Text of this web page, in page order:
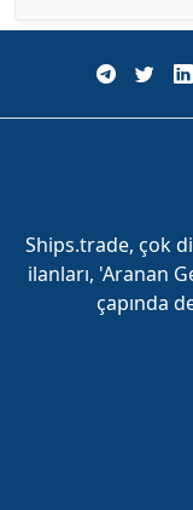
Ships.trade, çok
ilanları, 'Aranan
çapında